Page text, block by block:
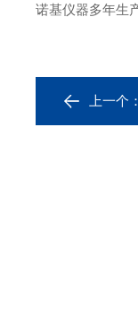
诺基仪器多年生
上一个：